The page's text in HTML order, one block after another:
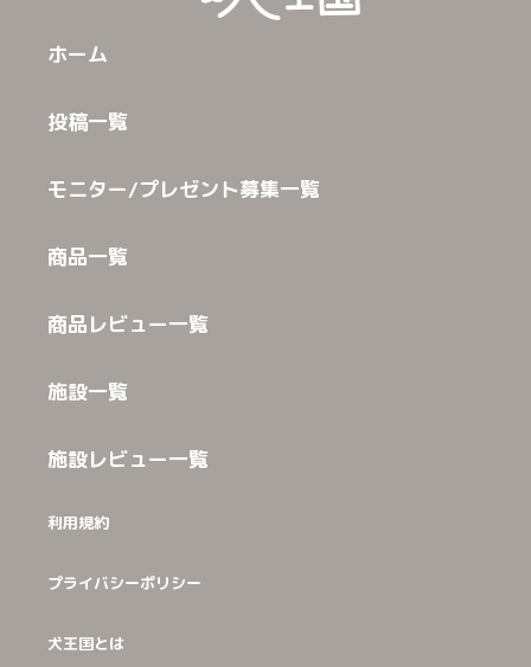
ホーム
投稿一覧
モニター/プレゼント募集一覧
商品一覧
商品レビュー一覧
施設一覧
施設レビュー一覧
利用規約
プライバシーポリシー
犬王国とは